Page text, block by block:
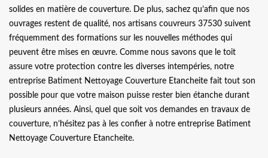
solides en matière de couverture. De plus, sachez qu’afin que nos
ouvrages restent de qualité, nos artisans couvreurs 37530 suivent
fréquemment des formations sur les nouvelles méthodes qui
peuvent être mises en œuvre. Comme nous savons que le toit
assure votre protection contre les diverses intempéries, notre
entreprise Batiment Nettoyage Couverture Etancheite fait tout son
possible pour que votre maison puisse rester bien étanche durant
plusieurs années. Ainsi, quel que soit vos demandes en travaux de
couverture, n’hésitez pas à les confier à notre entreprise Batiment
Nettoyage Couverture Etancheite.